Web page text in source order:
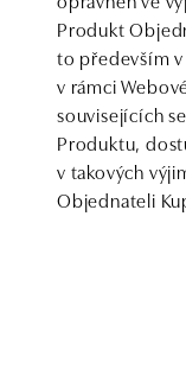
Produkt
to především
v rámci
souvisejících
Produktu,
v takových
Objednateli